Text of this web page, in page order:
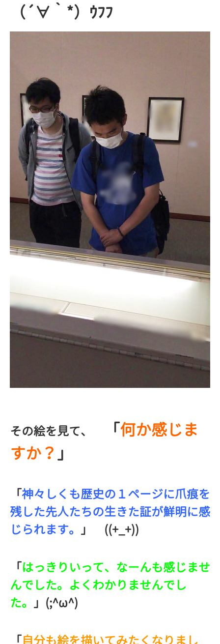
（´∀｀*）ｳﾌﾌ
その絵を見て、 「何か感じま
すか？」
「神々しくも歴史の１ページに爪痕を
残した先人たちの生きた証が鮮明に感
じられます。 」 ((+_+))
「はっきりいって、なーんも感じませ
んでした。よくわかりませんでし
た。 」(;^ω^)
「自分も絵を描いてみたくなりまし